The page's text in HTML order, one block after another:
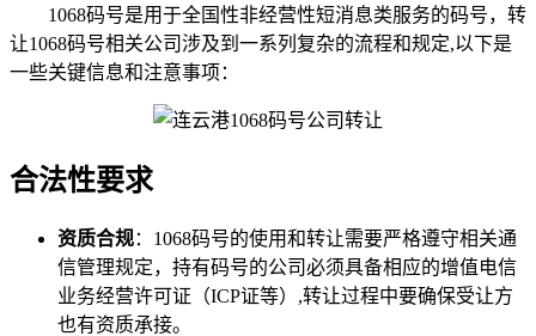
1068码号是用于全国性非经营性短消息类服务的码号，转
让1068码号相关公司涉及到一系列复杂的流程和规定,以下是
一些关键信息和注意事项：
合法性要求
资质合规：1068码号的使用和转让需要严格遵守相关通
信管理规定，持有码号的公司必须具备相应的增值电信
业务经营许可证（ICP证等）,转让过程中要确保受让方
也有资质承接。